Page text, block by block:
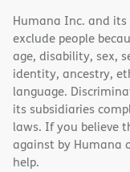
Humana Inc. and
exclude people
age, disability, sex,
identity, ancestry,
language.
its subsidiaries
laws. If you believe
against by Humana
help.